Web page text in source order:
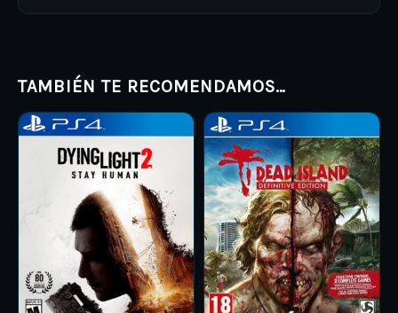
TAMBIÉN TE RECOMENDAMOS…
range:
ARS 14.000,00
ARS 19.000,00
This
product
variants.
options
may
range:
ARS
through
ARS
This
product
has
multiple
variants.
The
options
may